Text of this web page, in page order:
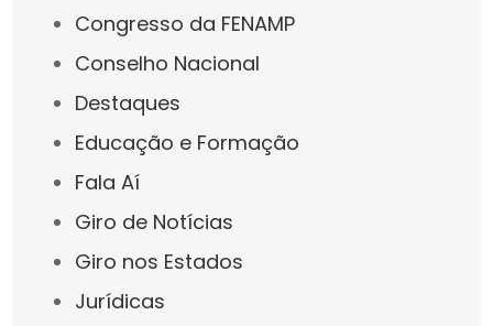
Congresso da FENAMP
Conselho Nacional
Destaques
Educação e Formação
Fala Aí
Giro de Notícias
Giro nos Estados
Jurídicas